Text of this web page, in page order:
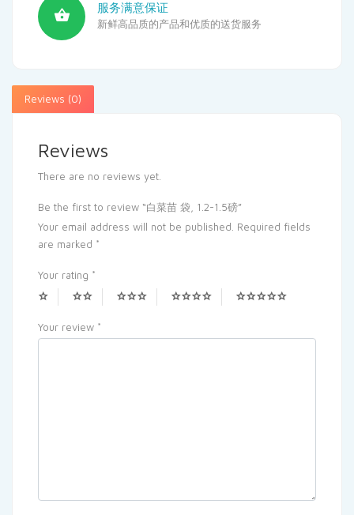
服务满意保证
新鲜高品质的产品和优质的送货服务
Reviews (0)
Reviews
There are no reviews yet.
Be the first to review “白菜苗 袋, 1.2-1.5磅”
Your email address will not be published. Required fields
are marked *
Your rating *
Your review *